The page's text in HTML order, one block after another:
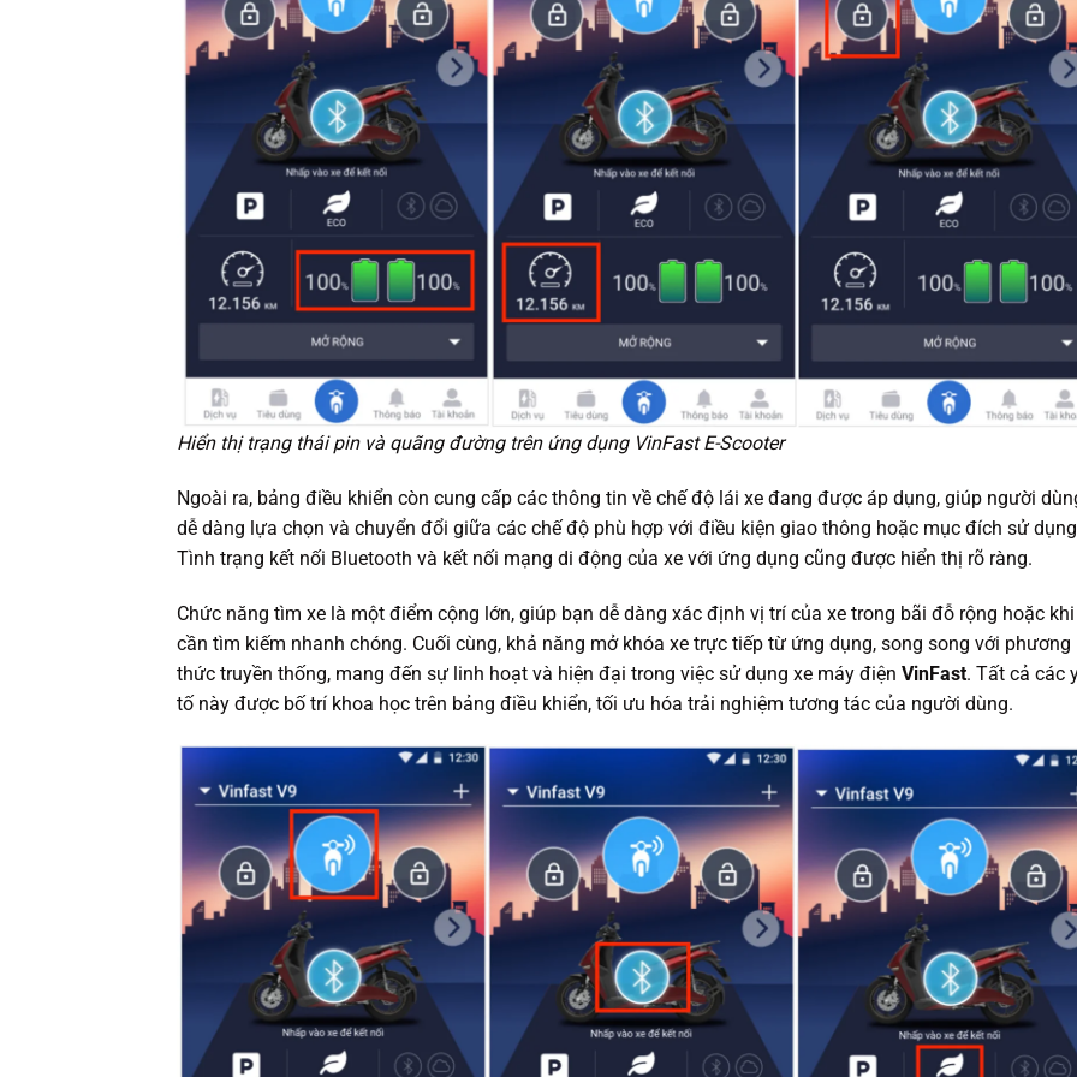
Hiển thị trạng thái pin và quãng đường trên ứng dụng VinFast E-Scooter
Ngoài ra, bảng điều khiển còn cung cấp các thông tin về chế độ lái xe đang được áp dụng, giúp người
dễ dàng lựa chọn và chuyển đổi giữa các chế độ phù hợp với điều kiện giao thông hoặc mục đích sử
Tình trạng kết nối Bluetooth và kết nối mạng di động của xe với ứng dụng cũng được hiển thị rõ ràng.
Chức năng tìm xe là một điểm cộng lớn, giúp bạn dễ dàng xác định vị trí của xe trong bãi đỗ rộng hoặc khi
cần tìm kiếm nhanh chóng. Cuối cùng, khả năng mở khóa xe trực tiếp từ ứng dụng, song song với phương
thức truyền thống, mang đến sự linh hoạt và hiện đại trong việc sử dụng xe máy điện VinFast. Tất cả các
tố này được bố trí khoa học trên bảng điều khiển, tối ưu hóa trải nghiệm tương tác của người dùng.